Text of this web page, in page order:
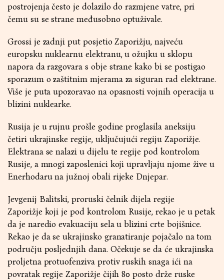
postrojenja često je dolazilo do razmjene vatre, pri
čemu su se strane međusobno optuživale.
Grossi je zadnji put posjetio Zaporižju, najveću
europsku nuklearnu elektranu, u ožujku u sklopu
napora da razgovara s obje strane kako bi se postigao
sporazum o zaštitnim mjerama za siguran rad elektrane.
Više je puta upozoravao na opasnosti vojnih operacija u
blizini nuklearke.
Rusija je u rujnu prošle godine proglasila aneksiju
četiri ukrajinske regije, uključujući regiju Zaporižje.
Elektrana se nalazi u dijelu te regije pod kontrolom
Rusije, a mnogi zaposlenici koji upravljaju njome žive u
Enerhodaru na južnoj obali rijeke Dnjepar.
Jevgenij Balitski, proruski čelnik dijela regije
Zaporižje koji je pod kontrolom Rusije, rekao je u petak
da je naredio evakuaciju sela u blizini crte bojišnice.
Rekao je da se ukrajinsko granatiranje pojačalo na tom
području posljednjih dana. Očekuje se da će ukrajinska
proljetna protuofenziva protiv ruskih snaga ići na
povratak regije Zaporižje čijih 80 posto drže ruske